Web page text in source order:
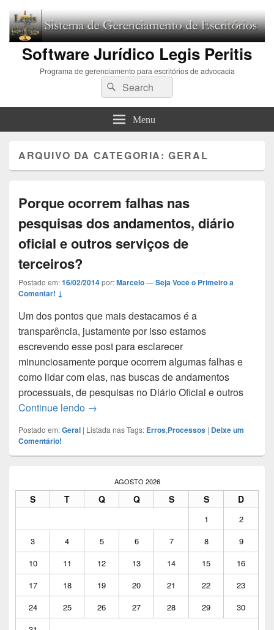
Software Jurídico Legis Peritis
Programa de gerenciamento para escritórios de advocacia
Search
for:
Pesquisar
Menu
ARQUIVO DA CATEGORIA:GERAL
Porque ocorrem falhas nas
pesquisas dos andamentos, diário
oficial e outros serviços de
terceiros?
Postado em:16/02/2014por:Marcelo—Seja Você o Primeiro a
Comentar! ↓
Um dos pontos que mais destacamos é a
transparência, justamente por isso estamos
escrevendo esse post para esclarecer
minunciosamente porque ocorrem algumas falhas e
como lidar com elas, nas buscas de andamentos
processuais, de pesquisas no Diário Oficial e outros
Continue lendo Porque ocorrem falhas nas pesquisas
→
Postado em:Geral | Listada nas Tags: Erros,Processos | Deixe um
Comentário!
barra
lateral
AGOSTO 2026
S T Q Q S S D
1
2
3
4 5 6 7 8
9
10
11 12 13 14 15
16
17
18 19 20 21 22
23
24
25 26 27 28 29
30